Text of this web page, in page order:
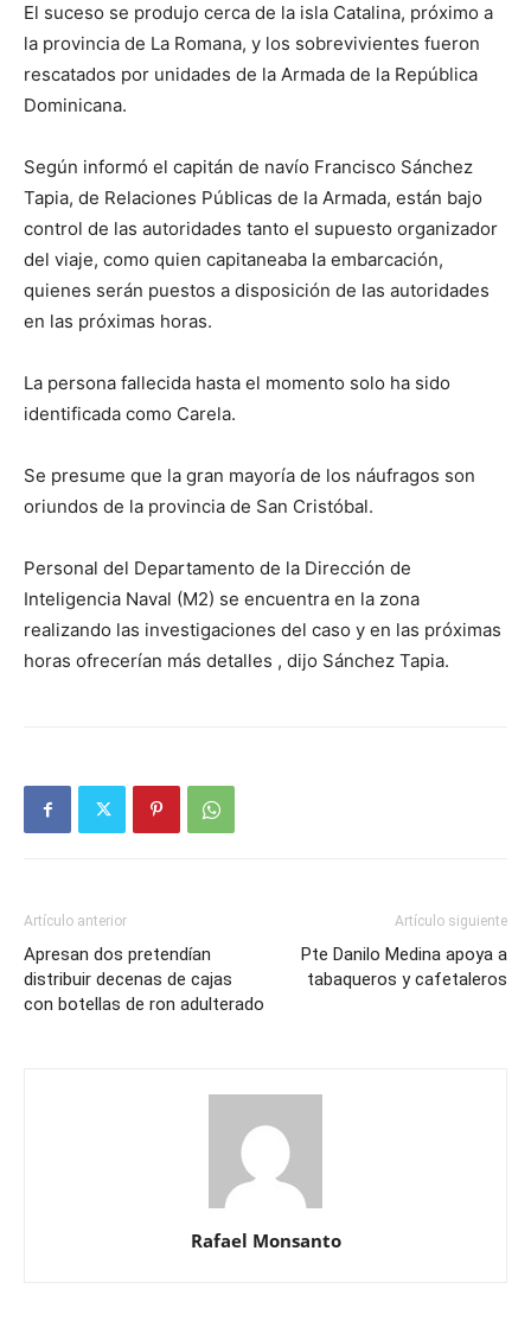
El suceso se produjo cerca de la isla Catalina, próximo a
la provincia de La Romana, y los sobrevivientes fueron
rescatados por unidades de la Armada de la República
Dominicana.
Según informó el capitán de navío Francisco Sánchez
Tapia, de Relaciones Públicas de la Armada, están bajo
control de las autoridades tanto el supuesto organizador
del viaje, como quien capitaneaba la embarcación,
quienes serán puestos a disposición de las autoridades
en las próximas horas.
La persona fallecida hasta el momento solo ha sido
identificada como Carela.
Se presume que la gran mayoría de los náufragos son
oriundos de la provincia de San Cristóbal.
Personal del Departamento de la Dirección de
Inteligencia Naval (M2) se encuentra en la zona
realizando las investigaciones del caso y en las próximas
horas ofrecerían más detalles , dijo Sánchez Tapia.
Artículo anterior
Apresan dos pretendían
distribuir decenas de cajas
con botellas de ron adulterado
Artículo siguiente
Pte Danilo Medina apoya a
tabaqueros y cafetaleros
Rafael Monsanto